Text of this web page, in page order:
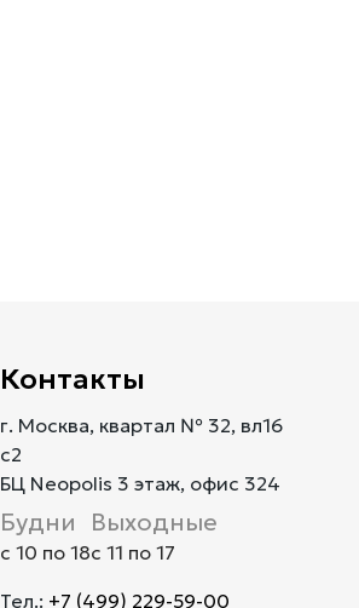
Контакты
г. Москва, квартал № 32, вл16
с2
БЦ Neopolis 3 этаж, офис 324
Будни
с 10 по 18
Выходные
с 11 по 17
Тел.: +7 (499) 229-59-00